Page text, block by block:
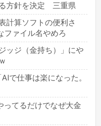
方針を決定 三重県
計算ソフトの便利さ
ファイル名やめろ
ッジ（金持ち）」にや
で仕事は楽になった。
ってるだけでなぜ大金